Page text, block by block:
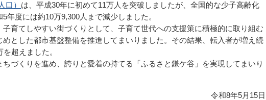
口） は、平成30年に初めて11万人を突破しましたが、全国的な少子高齢化
年度には約10万9,300人まで減少しました。
育てしやすい街づくりとして、子育て世代への支援策に積極的に取り組む
とした都市基盤整備を推進してまいりました。その結果、転入者が増え続
超えました。
づくりを進め、誇りと愛着の持てる「ふるさと鎌ケ谷」を実現してまいり
令和8年5月15日